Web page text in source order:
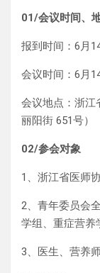
01/会议时间、
报到时间：6月
会议时间：6月
会议地点：浙江
丽阳街 651号）
02/参会对象
1、浙江省医师
2、青年委员会
学组、重症营养
3、医生、营养